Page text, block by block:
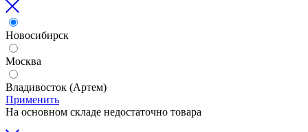
Новосибирск
Москва
Владивосток (Артем)
Применить
На основном складе недостаточно товара